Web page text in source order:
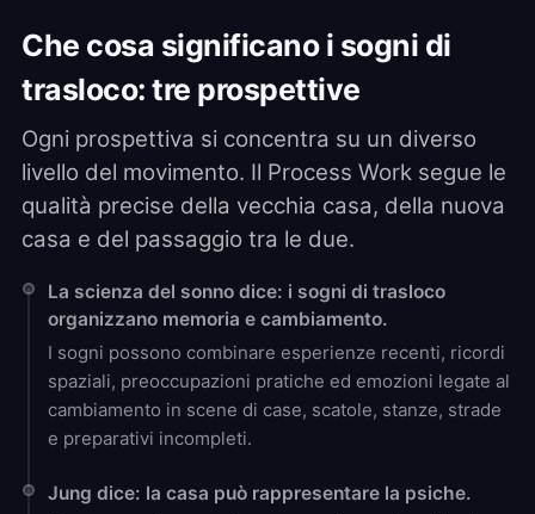
Che cosa significano i sogni di
trasloco: tre prospettive
Ogni prospettiva si concentra su un diverso
livello del movimento. Il Process Work segue le
qualità precise della vecchia casa, della nuova
casa e del passaggio tra le due.
La scienza del sonno dice: i sogni di trasloco
organizzano memoria e cambiamento.
I sogni possono combinare esperienze recenti, ricordi
spaziali, preoccupazioni pratiche ed emozioni legate al
cambiamento in scene di case, scatole, stanze, strade
e preparativi incompleti.
Jung dice: la casa può rappresentare la psiche.